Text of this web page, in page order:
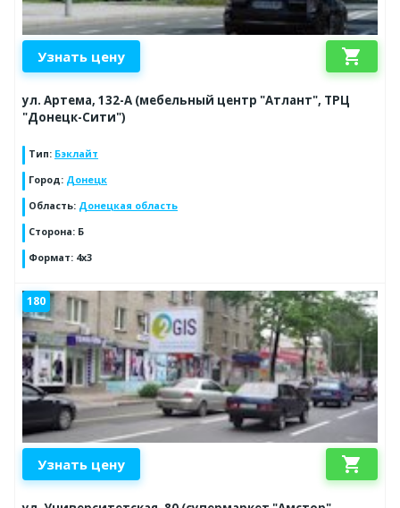
Узнать цену shopping_cart
ул. Артема, 132-А (мебельный центр "Атлант", ТРЦ
"Донецк-Сити")
Тип: Бэклайт
Город: Донецк
Область: Донецкая область
Сторона: Б
Формат: 4x3
180
Узнать цену shopping_cart